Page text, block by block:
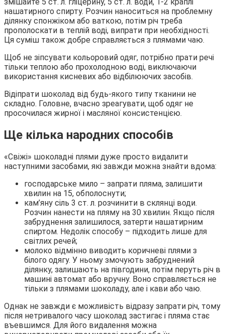
нашатирного спирту. Розчин наноситься на проблемну
ділянку спонжіком або ваткою, потім річ треба
прополоскати в теплій воді, випрати при необхідності.
Ця суміш також добре справляється з плямами чаю.
Щоб не зіпсувати кольоровий одяг, потрібно прати речі
тільки теплою або прохолодною воді, виключаючи
використання кисневих або відбілюючих засобів.
Відіпрати шоколад від будь-якого типу тканини не
складно. Головне, вчасно зреагувати, щоб одяг не
просочилася жирної і масляної консистенцією.
Ще кілька народних способів
«Свіжі» шоколадні плями дуже просто видалити
наступними засобами, які завжди можна знайти вдома:
господарське мило – запрати пляма, залишити
хвилин на 15, обполоснути;
кам’яну сіль 3 ст. л. розчинити в склянці води.
Розчин нанести на пляму на 30 хвилин. Якщо після
забруднення залишилося, затерти нашатирним
спиртом. Недолік способу – підходить лише для
світлих речей;
молоко відмінно виводить коричневі плями з
білого одягу. У ньому змочують забруднений
ділянку, залишають на півгодини, потім перуть річ в
машині автомат або вручну. Воно справляється не
тільки з плямами шоколаду, але і кави або чаю.
Однак не завжди є можливість відразу запрати річ, тому
після нетривалого часу шоколад застигає і пляма стає
въевшимся. Для його видалення можна